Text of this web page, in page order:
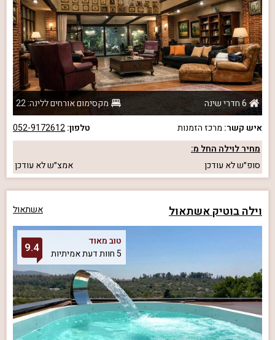
6 חדרי שינה
מקסימום אורחים ללינה: 22
איש קשר: מרכז הזמנות טלפון:052-9172612
מחיר לוילה החל מ:
סופ״שלא עודכן אמצ״שלא עודכן
וילה בוטיק אשתאול אשתאול
טוב מאוד
5 חוות דעת אמיתיות
9.4